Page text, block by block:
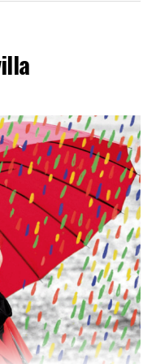
doble tapa, que
a remarla.